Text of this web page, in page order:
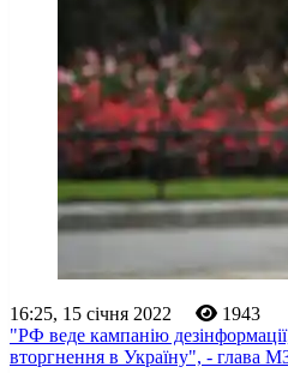
16:25, 15 січня 2022
1943
"РФ веде кампанію
вторгнення в Україну", - глава